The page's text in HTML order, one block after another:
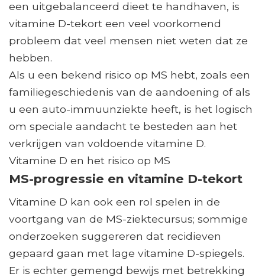
een ​​uitgebalanceerd dieet te handhaven, is
vitamine D-tekort een veel voorkomend
probleem dat veel mensen niet weten dat ze
hebben.
Als u een bekend risico op MS hebt, zoals een
familiegeschiedenis van de aandoening of als
u een auto-immuunziekte heeft, is het logisch
om speciale aandacht te besteden aan het
verkrijgen van voldoende vitamine D.
Vitamine D en het risico op MS
MS-progressie en vitamine D-tekort
Vitamine D kan ook een rol spelen in de
voortgang van de MS-ziektecursus; sommige
onderzoeken suggereren dat recidieven
gepaard gaan met lage vitamine D-spiegels.
Er is echter gemengd bewijs met betrekking